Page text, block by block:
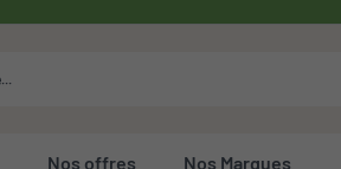
Nos offres Nos Marques